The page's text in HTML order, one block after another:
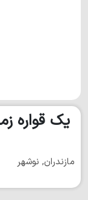
یک قواره
مازندران, نوشهر